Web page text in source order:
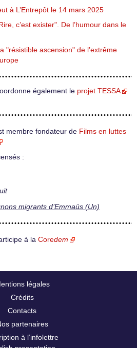
à L’Entrepôt le 14 mars 2025
c’est exister". De l’humour dans le
"résistible ascension" de l’extrême
également le projet TESSA
membre fondateur de Films en luttes
:
migrants d’Emmaüs (Un)
à la Coredem
légales
Crédits
Contacts
partenaires
à l’infolettre